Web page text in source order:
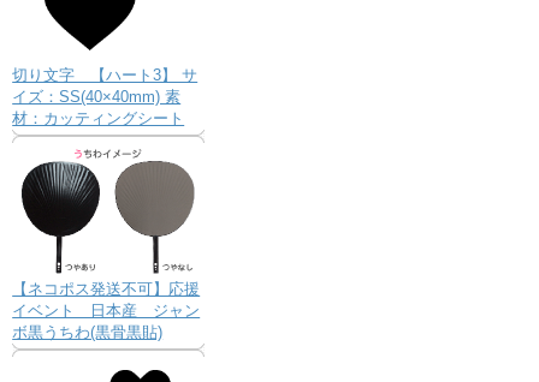
切り文字 【ハート3】 サ
イズ：SS(40×40mm) 素
材：カッティングシート
【ネコポス発送不可】応援
イベント 日本産 ジャン
ボ黒うちわ(黒骨黒貼)